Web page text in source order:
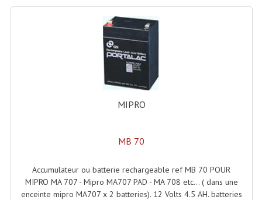
Angles Structure SD250
Angles Structure TRIO290
Angles Structure Triodéco
Angles Trio Steel Acier
Cercle Struct SCC Carre
MIPRO
MB 70
Accumulateur ou batterie rechargeable ref MB 70 POUR
MIPRO MA 707 - Mipro MA707 PAD - MA 708 etc... ( dans une
enceinte mipro MA707 x 2 batteries). 12 Volts 4.5 AH. batteries